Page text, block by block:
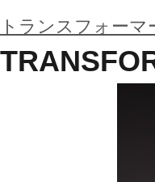
トランスフォーマ